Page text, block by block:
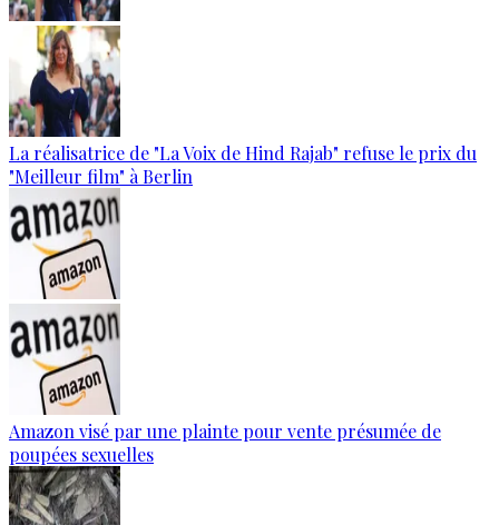
La réalisatrice de "La Voix de Hind Rajab" refuse le prix du
"Meilleur film" à Berlin
Amazon visé par une plainte pour vente présumée de
poupées sexuelles